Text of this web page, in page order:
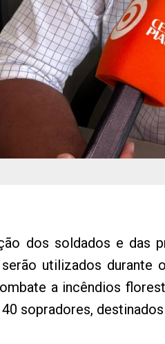
dos soldados e das
utilizados
a incêndios
sopradores,